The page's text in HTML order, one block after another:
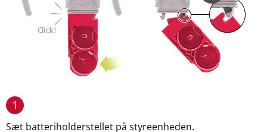
1
Sæt batteriholderstellet på styreenheden.